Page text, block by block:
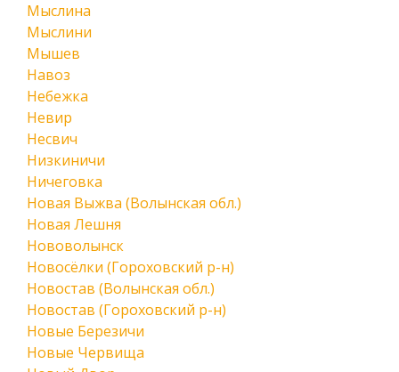
Мыслина
Мыслини
Мышев
Навоз
Небежка
Невир
Несвич
Низкиничи
Ничеговка
Новая Выжва (Волынская обл.)
Новая Лешня
Нововолынск
Новосёлки (Гороховский р-н)
Новостав (Волынская обл.)
Новостав (Гороховский р-н)
Новые Березичи
Новые Червища